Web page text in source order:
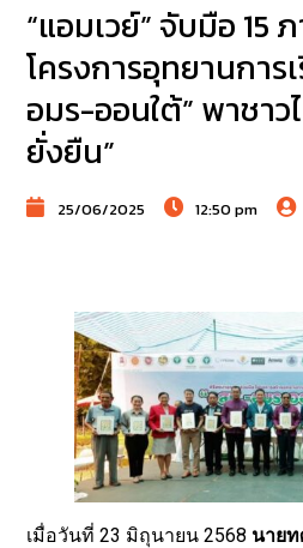
“แอมเวย์” จับมือ 15
โครงการอุทยานการ
อมร-ออนใต้” พาชา
ยั่งยืน”
25/06/2025 12:50 pm
เมื่อวันที่ 23 มิถุนายน 2568 นาย